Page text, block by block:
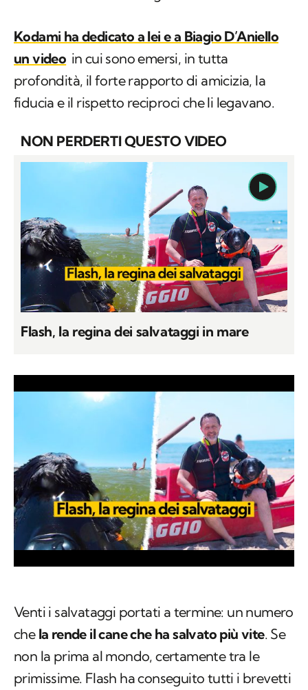
Kodami ha dedicato a lei e a Biagio D’Aniello
un video in cui sono emersi, in tutta
profondità, il forte rapporto di amicizia, la
fiducia e il rispetto reciproci che li legavano.
NON PERDERTI QUESTO VIDEO
Flash, la regina dei salvataggi in mare
Venti i salvataggi portati a termine: un numero
che la rende il cane che ha salvato più vite. Se
non la prima al mondo, certamente tra le
primissime. Flash ha conseguito tutti i brevetti